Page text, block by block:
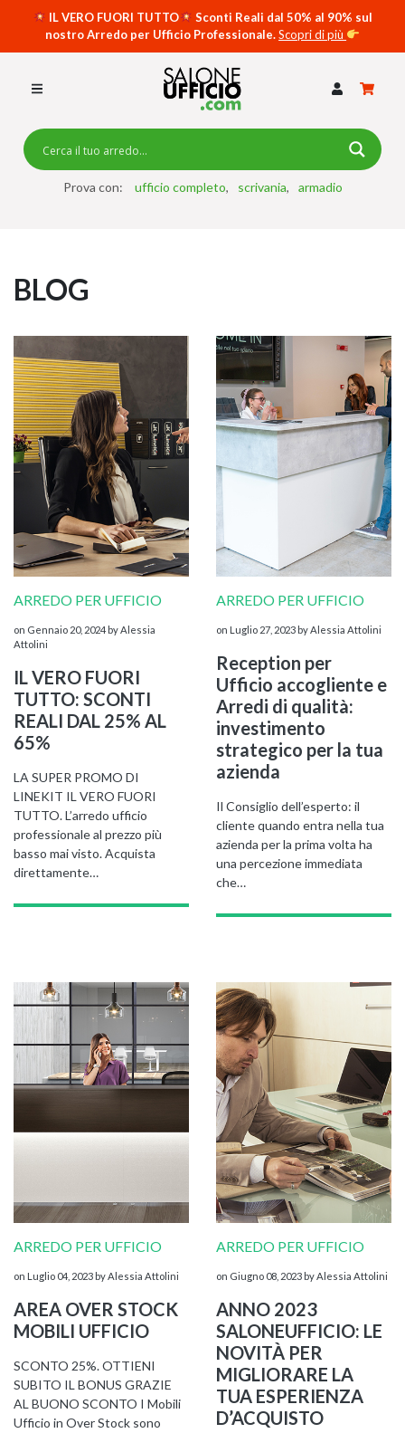
IL VERO FUORI TUTTO
Sconti Reali dal 50% al 90% sul
nostro Arredo per Ufficio Professionale.Scopri di più
Prova con: ufficio completo scrivania armadio
SWING 7020 –
TWIST –
NAPEE –
SCRIVANIE SPECIAL DESK
CASSETTIERE
RECEPTION
TAVOLI RIUNIONE
ACCESSORI
BLOG
ARREDO PER UFFICIO
on Gennaio 20, 2024 by Alessia
Attolini
IL VERO FUORI
TUTTO: SCONTI
REALI DAL 25% AL
65%
LA SUPER PROMO DI
LINEKIT IL VERO FUORI
TUTTO. L’arredo ufficio
professionale al prezzo più
basso mai visto. Acquista
direttamente…
ARREDO PER UFFICIO
on Luglio 27, 2023 by Alessia Attolini
Reception per
Ufficio accogliente e
Arredi di qualità:
investimento
strategico per la tua
azienda
Il Consiglio dell’esperto: il
cliente quando entra nella tua
azienda per la prima volta ha
una percezione immediata
che…
ARREDO PER UFFICIO
on Luglio 04, 2023 by Alessia Attolini
AREA OVER STOCK
MOBILI UFFICIO
SCONTO 25%. OTTIENI
SUBITO IL BONUS GRAZIE
AL BUONO SCONTO I Mobili
Ufficio in Over Stock sono
ARREDO PER UFFICIO
on Giugno 08, 2023 by Alessia Attolini
ANNO 2023
SALONEUFFICIO: LE
NOVITÀ PER
MIGLIORARE LA
TUA ESPERIENZA
D’ACQUISTO